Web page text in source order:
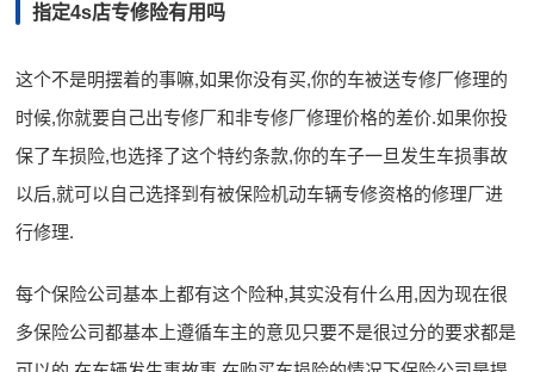
指定4s店专修险有用吗
这个不是明摆着的事嘛,如果你没有买,你的车被送专修厂修理的
时候,你就要自己出专修厂和非专修厂修理价格的差价.如果你投
保了车损险,也选择了这个特约条款,你的车子一旦发生车损事故
以后,就可以自己选择到有被保险机动车辆专修资格的修理厂进
行修理.
每个保险公司基本上都有这个险种,其实没有什么用,因为现在很
多保险公司都基本上遵循车主的意见只要不是很过分的要求都是